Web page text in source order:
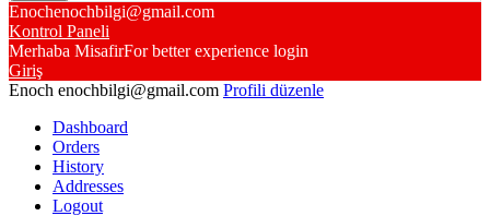
Enochenochbilgi@gmail.com
Kontrol Paneli
Merhaba MisafirFor better experience login
Giriş
Enoch enochbilgi@gmail.com Profili düzenle
Dashboard
Orders
History
Addresses
Logout